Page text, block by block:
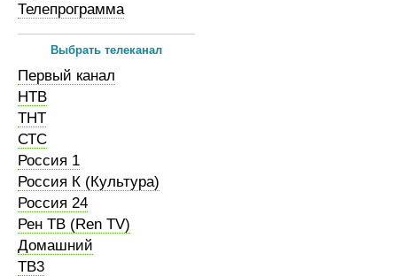
Телепрограмма
Выбрать телеканал
Первый канал
НТВ
ТНТ
СТС
Россия 1
Россия К (Культура)
Россия 24
Рен ТВ (Ren TV)
Домашний
ТВ3